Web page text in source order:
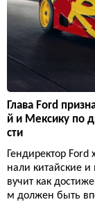
Глава Ford
й и Мексику по
сти
Гендиректор
нали китайские
вучит как
м должен быть